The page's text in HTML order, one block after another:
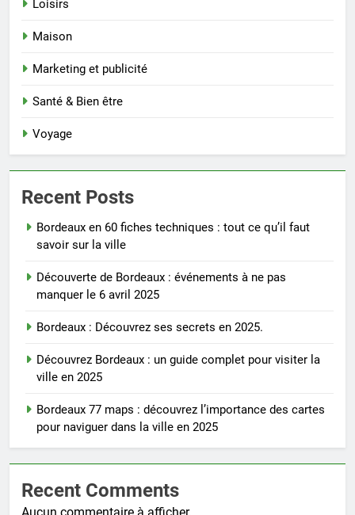
Loisirs
Maison
Marketing et publicité
Santé & Bien être
Voyage
Recent Posts
Bordeaux en 60 fiches techniques : tout ce qu’il faut
savoir sur la ville
Découverte de Bordeaux : événements à ne pas
manquer le 6 avril 2025
Bordeaux : Découvrez ses secrets en 2025.
Découvrez Bordeaux : un guide complet pour visiter la
ville en 2025
Bordeaux 77 maps : découvrez l’importance des cartes
pour naviguer dans la ville en 2025
Recent Comments